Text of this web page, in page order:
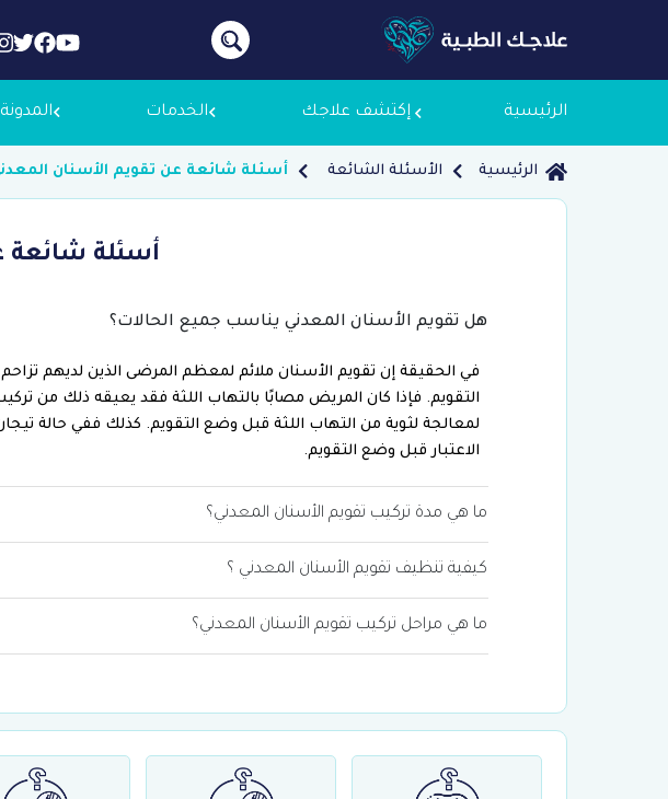
الرئيسية إكتشف علاجك
معلومات عنا
سياسة التوظيف
الخدمات
الرئيسية الأسئلة الشائعة أسئلة شائعة عن تقويم الأسنان
أسئلة شائعة
هل تقويم الأسنان المعدني يناسب جميع الحالات؟
في الحقيقة إن تقويم الأسنان ملائم لمعظم المرضى الذين لديهم
التقويم. فإذا كان المريض مصابًا بالتهاب اللثة فقد يعيقه ذلك من
لمعالجة لثوية من التهاب اللثة قبل وضع التقويم. كذلك ففي حالة
الاعتبار قبل وضع التقويم.
ما هي مدة تركيب تقويم الأسنان المعدني؟
كيفية تنظيف تقويم الأسنان المعدني ؟
ما هي مراحل تركيب تقويم الأسنان المعدني؟